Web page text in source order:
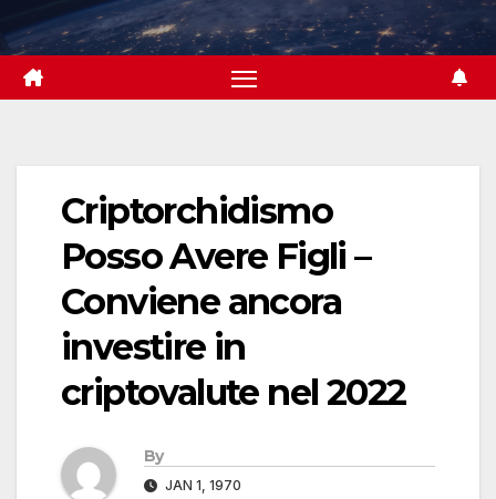
to
content
Criptorchidismo
Posso Avere Figli –
Conviene ancora
investire in
criptovalute nel 2022
By
JAN 1, 1970